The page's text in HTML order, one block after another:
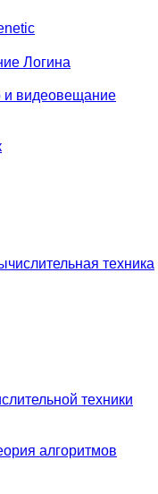
Логина
видеовещание
техника
техники
алгоритмов